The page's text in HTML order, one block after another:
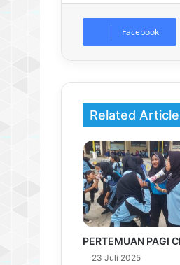
Facebook
Related
PERTEMUAN PAGI
23 Juli 2025